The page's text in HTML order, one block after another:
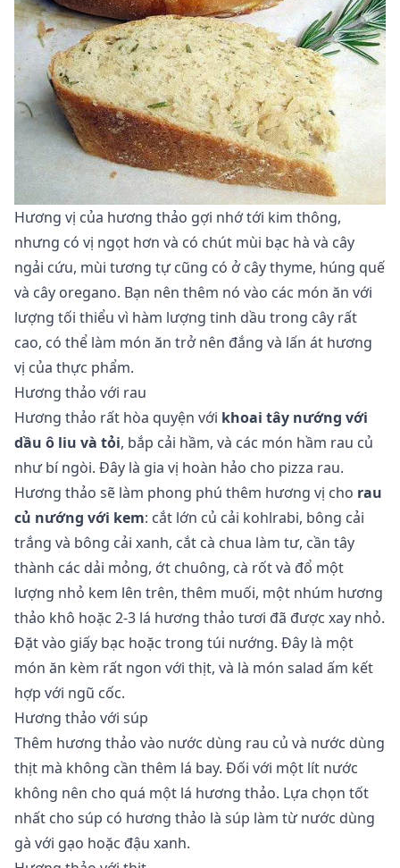
Hương vị của hương thảo gợi nhớ tới kim thông,
nhưng có vị ngọt hơn và có chút mùi bạc hà và cây
ngải cứu, mùi tương tự cũng có ở cây thyme, húng quế
và cây oregano. Bạn nên thêm nó vào các món ăn với
lượng tối thiểu vì hàm lượng tinh dầu trong cây rất
cao, có thể làm món ăn trở nên đắng và lấn át hương
vị của thực phẩm.
Hương thảo với rau
Hương thảo rất hòa quyện với khoai tây nướng với
dầu ô liu và tỏi, bắp cải hầm, và các món hầm rau củ
như bí ngòi. Đây là gia vị hoàn hảo cho pizza rau.
Hương thảo sẽ làm phong phú thêm hương vị cho rau
củ nướng với kem: cắt lớn củ cải kohlrabi, bông cải
trắng và bông cải xanh, cắt cà chua làm tư, cần tây
thành các dải mỏng, ớt chuông, cà rốt và đổ một
lượng nhỏ kem lên trên, thêm muối, một nhúm hương
thảo khô hoặc 2-3 lá hương thảo tươi đã được xay nhỏ.
Đặt vào giấy bạc hoặc trong túi nướng. Đây là một
món ăn kèm rất ngon với thịt, và là món salad ấm kết
hợp với ngũ cốc.
Hương thảo với súp
Thêm hương thảo vào nước dùng rau củ và nước dùng
thịt mà không cần thêm lá bay. Đối với một lít nước
không nên cho quá một lá hương thảo. Lựa chọn tốt
nhất cho súp có hương thảo là súp làm từ nước dùng
gà với gạo hoặc đậu xanh.